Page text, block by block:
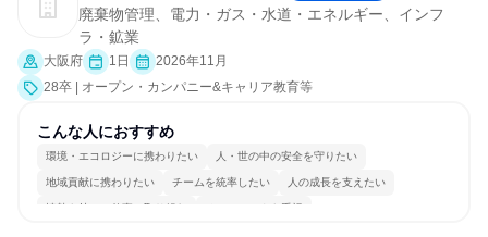
廃棄物管理、電力・ガス・水道・エネルギー、インフ
ラ・鉱業
大阪府 1日
2026年11月
28卒 | オープン・カンパニー&キャリア教育等
こんな人におすすめ
環境・エコロジーに携わりたい 人・世の中の安全を守りたい
地域貢献に携わりたい チームを統率したい 人の成長を支えたい
情熱を持って仕事に取り組む チームワークを重視